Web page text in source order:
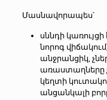
Մասնավորապես՝
սննդի
նորոգ
անջրանցիկ,
առաստաղները
կեղտի
անցանկալի